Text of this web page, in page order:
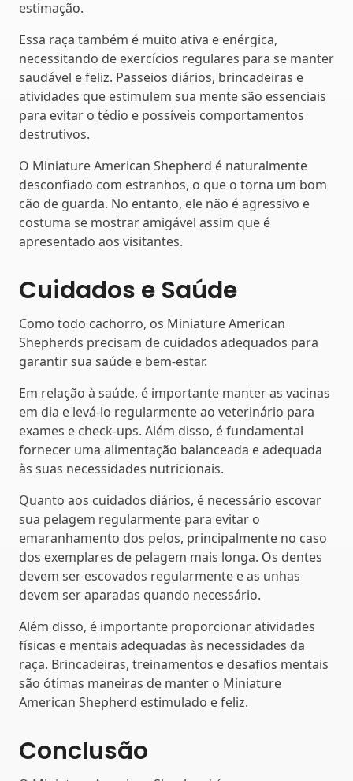
estimação.
Essa raça também é muito ativa e enérgica,
necessitando de exercícios regulares para se manter
saudável e feliz. Passeios diários, brincadeiras e
atividades que estimulem sua mente são essenciais
para evitar o tédio e possíveis comportamentos
destrutivos.
O Miniature American Shepherd é naturalmente
desconfiado com estranhos, o que o torna um bom
cão de guarda. No entanto, ele não é agressivo e
costuma se mostrar amigável assim que é
apresentado aos visitantes.
Cuidados e Saúde
Como todo cachorro, os Miniature American
Shepherds precisam de cuidados adequados para
garantir sua saúde e bem-estar.
Em relação à saúde, é importante manter as vacinas
em dia e levá-lo regularmente ao veterinário para
exames e check-ups. Além disso, é fundamental
fornecer uma alimentação balanceada e adequada
às suas necessidades nutricionais.
Quanto aos cuidados diários, é necessário escovar
sua pelagem regularmente para evitar o
emaranhamento dos pelos, principalmente no caso
dos exemplares de pelagem mais longa. Os dentes
devem ser escovados regularmente e as unhas
devem ser aparadas quando necessário.
Além disso, é importante proporcionar atividades
físicas e mentais adequadas às necessidades da
raça. Brincadeiras, treinamentos e desafios mentais
são ótimas maneiras de manter o Miniature
American Shepherd estimulado e feliz.
Conclusão